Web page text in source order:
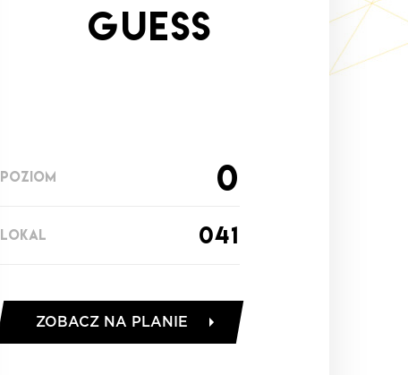
Guess
POZIOM 0
LOKAL 041
ZOBACZ NA PLANIE